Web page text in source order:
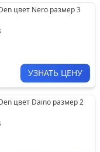
цвет Nero размер 3
УЗНАТЬ ЦЕНУ
цвет Daino размер 2